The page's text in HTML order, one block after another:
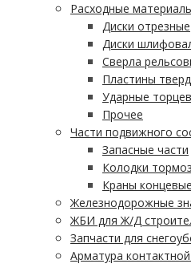
Расходные
Диски отрезные
Диски
Сверла
Пластины
Ударные
Прочее
Части подвижного
Запасные части
Колодки
Краны
Железнодорожные
ЖБИ для Ж/Д
Запчасти для
Арматура